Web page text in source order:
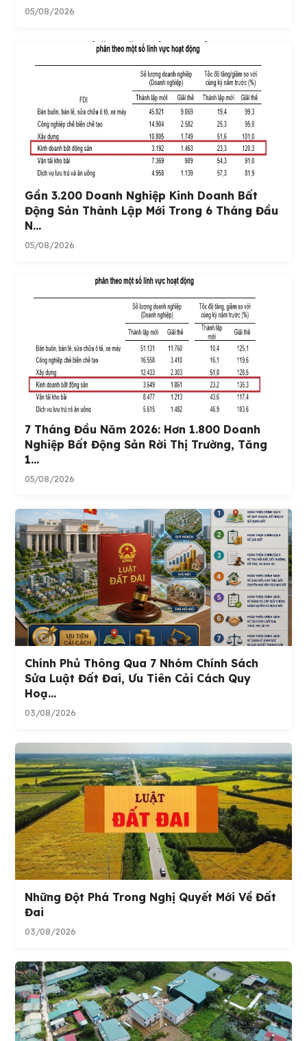
05/08/2026
Gần 3.200 Doanh Nghiệp Kinh Doanh Bất
Động Sản Thành Lập Mới Trong 6 Tháng Đầu
N...
05/08/2026
7 Tháng Đầu Năm 2026: Hơn 1.800 Doanh
Nghiệp Bất Động Sản Rời Thị Trường, Tăng
1...
05/08/2026
Chính Phủ Thông Qua 7 Nhóm Chính Sách
Sửa Luật Đất Đai, Ưu Tiên Cải Cách Quy
Hoạ...
03/08/2026
Những Đột Phá Trong Nghị Quyết Mới Về Đất
Đai
03/08/2026